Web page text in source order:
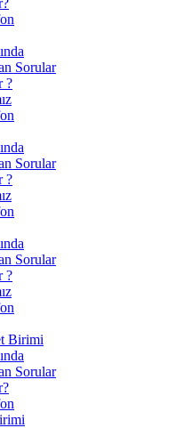
Sorular
?
Sorular
?
Sorular
?
Birimi
Sorular